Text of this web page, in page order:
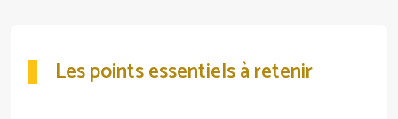
Les points essentiels à retenir